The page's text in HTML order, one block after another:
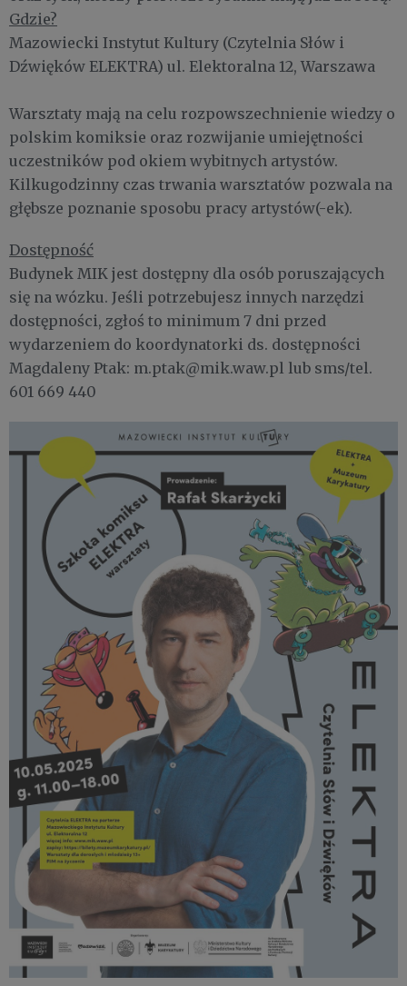
Gdzie?
Mazowiecki Instytut Kultury (Czytelnia Słów i
Dźwięków ELEKTRA) ul. Elektoralna 12, Warszawa
Warsztaty mają na celu rozpowszechnienie wiedzy o
polskim komiksie oraz rozwijanie umiejętności
uczestników pod okiem wybitnych artystów.
Kilkugodzinny czas trwania warsztatów pozwala na
głębsze poznanie sposobu pracy artystów(-ek).
Dostępność
Budynek MIK jest dostępny dla osób poruszających
się na wózku. Jeśli potrzebujesz innych narzędzi
dostępności, zgłoś to minimum 7 dni przed
wydarzeniem do koordynatorki ds. dostępności
Magdaleny Ptak: m.ptak@mik.waw.pl lub sms/tel.
601 669 440